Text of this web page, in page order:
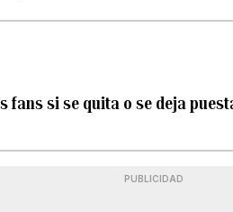
fans si se quita o se deja
PUBLICIDAD